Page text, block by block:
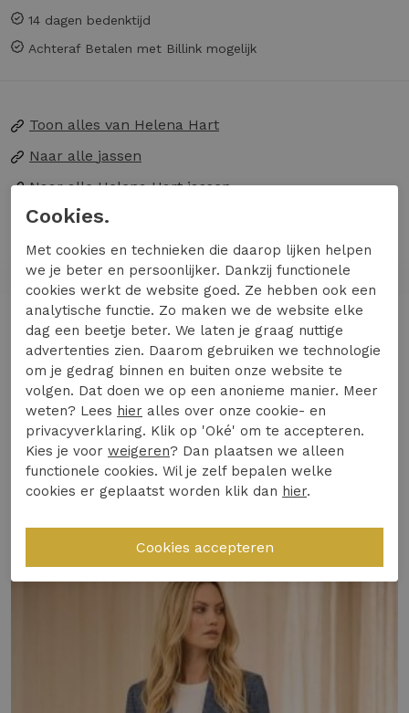
14 dagen bedenktijd
Achteraf Betalen met Billink mogelijk
Toon alles van Helena Hart
Naar alle jassen
Naar alleHelena Hart jassen
HELENA HART in een elegante zandkleur.
Perfect voor de modebewuste vrouw die op zoek
is naar een veelzijdig zomeritem.
Gemaakt van hoogwaardige materialen voor
optimaal comfort
Trendy zandkleur die makkelijk te
combineren is
Ideaal voor zowel zakelijke als casual
gelegenheden
65% Polyester, 30% Katoen, 5% Elastaan
Lees meer
Specificaties
Winkelvoorraad
Cookies.
Met cookies en technieken die daarop lijken helpen
we je beter en persoonlijker. Dankzij functionele
cookies werkt de website goed. Ze hebben ook een
analytische functie. Zo maken we de website elke
dag een beetje beter. We laten je graag nuttige
advertenties zien. Daarom gebruiken we technologie
om je gedrag binnen en buiten onze website te
volgen. Dat doen we op een anonieme manier. Meer
weten? Lees hier alles over onze cookie- en
privacyverklaring. Klik op 'Oké' om te accepteren.
Kies je voor weigeren? Dan plaatsen we alleen
functionele cookies. Wil je zelf bepalen welke
cookies er geplaatst worden klik dan hier.